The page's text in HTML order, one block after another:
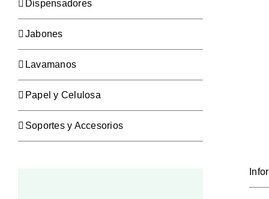
Dispensadores
Jabones
Lavamanos
Papel y Celulosa
Soportes y Accesorios